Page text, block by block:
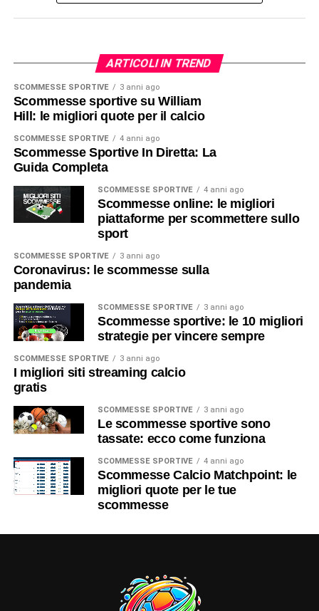
ARTICOLI IN TREND
SCOMMESSE SPORTIVE 3 anni ago
Scommesse sportive su William
Hill: le migliori quote per il calcio
SCOMMESSE SPORTIVE 4 anni ago
Scommesse Sportive In Diretta: La
Guida Completa
SCOMMESSE SPORTIVE 4 anni ago
Scommesse online: le migliori
piattaforme per scommettere sullo
sport
SCOMMESSE SPORTIVE 3 anni ago
Coronavirus: le scommesse sulla
pandemia
SCOMMESSE SPORTIVE 3 anni ago
Scommesse sportive: le 10 migliori
strategie per vincere sempre
SCOMMESSE SPORTIVE 3 anni ago
I migliori siti streaming calcio
gratis
SCOMMESSE SPORTIVE 3 anni ago
Le scommesse sportive sono
tassate: ecco come funziona
SCOMMESSE SPORTIVE 4 anni ago
Scommesse Calcio Matchpoint: le
migliori quote per le tue
scommesse